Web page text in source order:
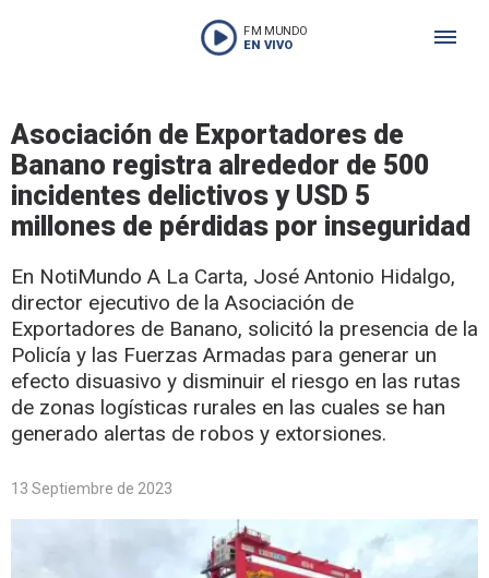
FM MUNDO
EN VIVO
Asociación de Exportadores de
Banano registra alrededor de 500
incidentes delictivos y USD 5
millones de pérdidas por inseguridad
En NotiMundo A La Carta, José Antonio Hidalgo,
director ejecutivo de la Asociación de
Exportadores de Banano, solicitó la presencia de la
Policía y las Fuerzas Armadas para generar un
efecto disuasivo y disminuir el riesgo en las rutas
de zonas logísticas rurales en las cuales se han
generado alertas de robos y extorsiones.
13 Septiembre de 2023